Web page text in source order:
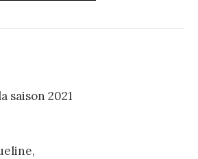
saison 2021